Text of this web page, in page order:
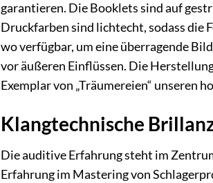
garantieren. Die Booklets sind auf
Druckfarben sind lichtecht, sodass die
wo verfügbar, um eine überragende
vor äußeren Einflüssen. Die
Exemplar von „Träumereien“ unseren
Klangtechnische
Die auditive Erfahrung steht im
Erfahrung im Mastering von